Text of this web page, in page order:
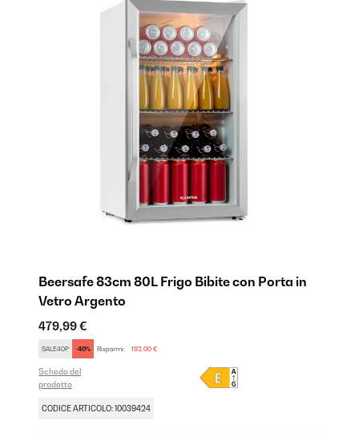
Beersafe 83cm 80L Frigo Bibite con Porta in
Vetro Argento
479,99 €
SALE40P -40% Risparmi: 192,00 €
Scheda del
prodotto
CODICE ARTICOLO: 10039424